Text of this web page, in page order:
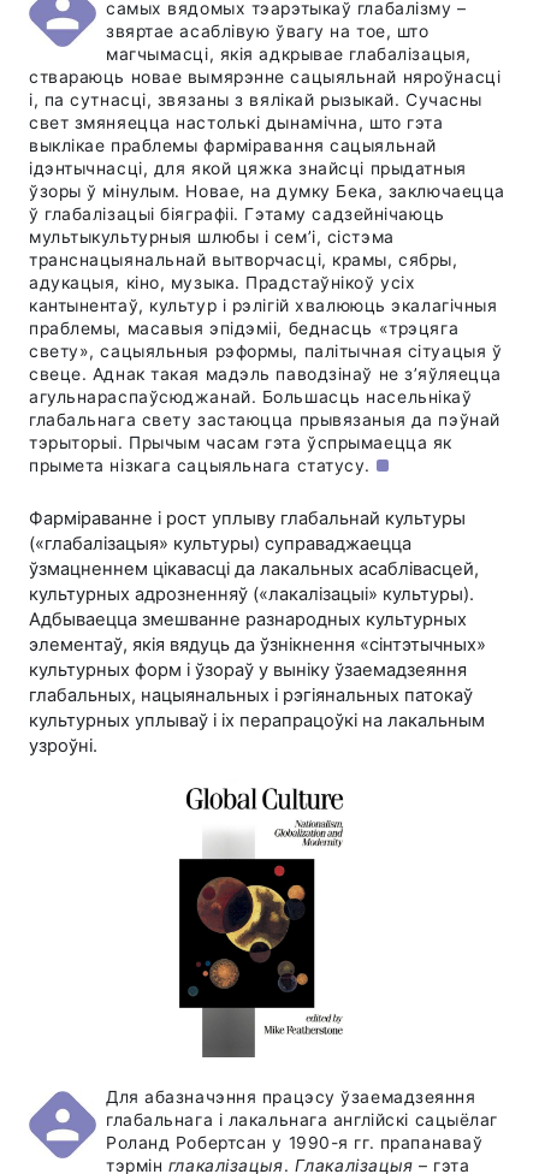
самых вядомых тэарэтыкаў глабалізму –
звяртае асаблівую ўвагу на тое, што
магчымасці, якія адкрывае глабалізацыя,
ствараюць новае вымярэнне сацыяльнай няроўнасці
і, па сутнасці, звязаны з вялікай рызыкай. Сучасны
свет змяняецца настолькі дынамічна, што гэта
выклікае праблемы фарміравання сацыяльнай
ідэнтычнасці, для якой цяжка знайсці прыдатныя
ўзоры ў мінулым. Новае, на думку Бека, заключаецца
ў глабалізацыі біяграфіі. Гэтаму садзейнічаюць
мультыкультурныя шлюбы і сем’і, сістэма
транснацыянальнай вытворчасці, крамы, сябры,
адукацыя, кіно, музыка. Прадстаўнікоў усіх
кантынентаў, культур і рэлігій хвалююць экалагічныя
праблемы, масавыя эпідэміі, беднасць «трэцяга
свету», сацыяльныя рэформы, палітычная сітуацыя ў
свеце. Аднак такая мадэль паводзінаў не з’яўляецца
агульнараспаўсюджанай. Большасць насельнікаў
глабальнага свету застаюцца прывязаныя да пэўнай
тэрыторыі. Прычым часам гэта ўспрымаецца як
прымета нізкага сацыяльнага статусу.
Фарміраванне і рост уплыву глабальнай культуры
(«глабалізацыя» культуры) суправаджаецца
ўзмацненнем цікавасці да лакальных асаблівасцей,
культурных адрозненняў («лакалізацыі» культуры).
Адбываецца змешванне разнародных культурных
элементаў, якія вядуць да ўзнікнення «сінтэтычных»
культурных форм і ўзораў у выніку ўзаемадзеяння
глабальных, нацыянальных і рэгіянальных патокаў
культурных уплываў і іх перапрацоўкі на лакальным
узроўні.
Для абазначэння працэсу ўзаемадзеяння
глабальнага і лакальнага англійскі сацыёлаг
Роланд Робертсан у 1990-я гг. прапанаваў
тэрмін глакалізацыя. Глакалізацыя – гэта